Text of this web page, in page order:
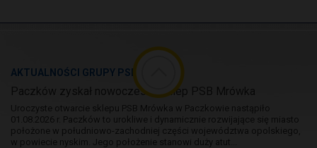
AKTUALNOŚCI GRUPY PSB
Paczków zyskał nowoczesny sklep PSB Mrówka
Uroczyste otwarcie sklepu PSB Mrówka w Paczkowie nastąpiło
01.08.2026 r. Paczków to urokliwe i dynamicznie rozwijające się miasto
położone w południowo-zachodniej części województwa opolskiego,
w powiecie nyskim. Jego położenie stanowi duży atut...